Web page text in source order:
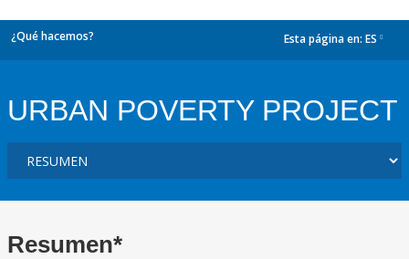
¿Qué hacemos? Esta página en: ES
URBAN POVERTY PROJECT
Resumen*